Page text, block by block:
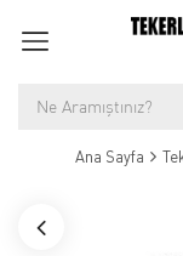
Ana Sayfa